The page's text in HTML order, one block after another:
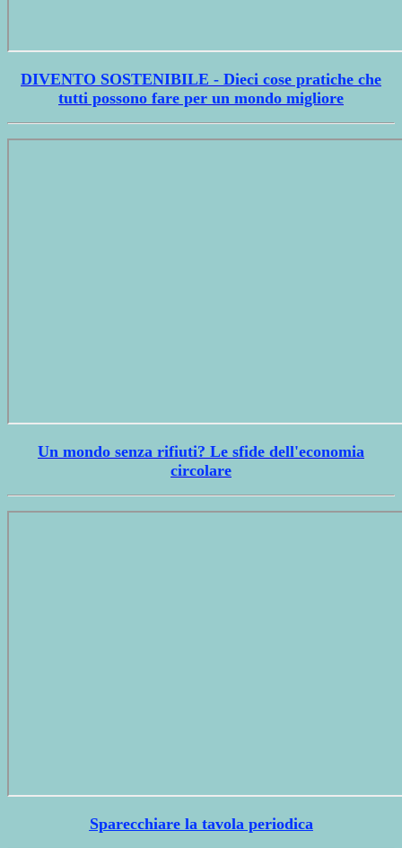
DIVENTO SOSTENIBILE - Dieci cose pratiche che
tutti possono fare per un mondo migliore
Un mondo senza rifiuti? Le sfide dell'economia
circolare
Sparecchiare la tavola periodica